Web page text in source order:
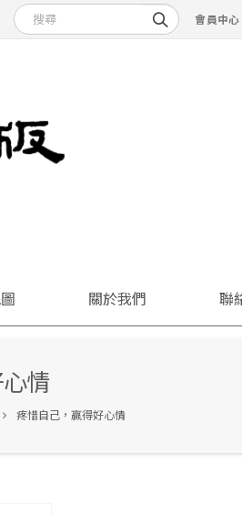
會員中心
關於我們 聯
情
疼惜自己，贏得好心情